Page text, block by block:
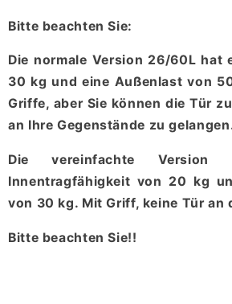
Bitte beachten Sie:
Die normale Version 26/60L hat
30 kg und eine Außenlast von
Griffe, aber Sie können die Tür
an Ihre Gegenstände zu
Die vereinfachte
Innentragfähigkeit von 20 kg
von 30 kg. Mit Griff, keine Tür an
Bitte beachten Sie!!